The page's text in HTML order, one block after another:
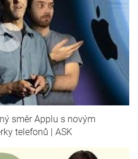
směr Applu s novým
telefonů | ASK